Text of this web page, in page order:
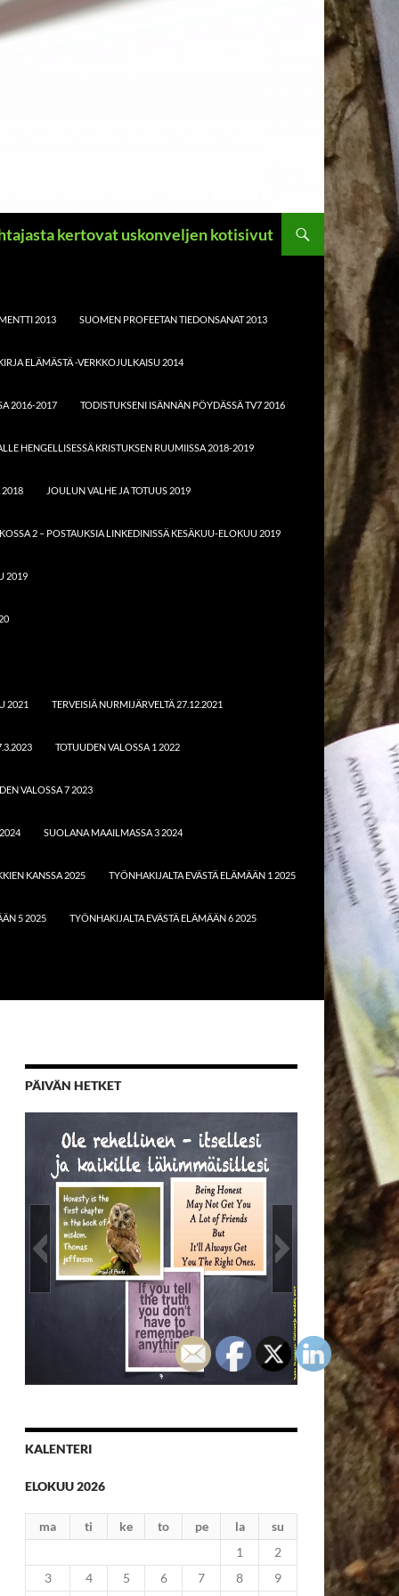
kertovat uskonveljen kotisivut
2013 SUOMEN PROFEETAN TIEDONSANAT 2013
ELÄMÄSTÄ -VERKKOJULKAISU 2014
2016-2017 TODISTUKSENI ISÄNNÄN PÖYDÄSSÄ TV7 2016
HENGELLISESSÄ KRISTUKSEN RUUMIISSA 2018-2019
2018 JOULUN VALHE JA TOTUUS 2019
2 – POSTAUKSIA LINKEDINISSÄ KESÄKUU-ELOKUU 2019
2019
2021 TERVEISIÄ NURMIJÄRVELTÄ 27.12.2021
TOTUUDEN VALOSSA 1 2022
VALOSSA 7 2023
SUOLANA MAAILMASSA 3 2024
KANSSA 2025 TYÖNHAKIJALTA EVÄSTÄ ELÄMÄÄN 1 2025
5 2025 TYÖNHAKIJALTA EVÄSTÄ ELÄMÄÄN 6 2025
PÄIVÄN HETKET
KALENTERI
ELOKUU 2026
ma ti ke to pe la
su
1
2
3
4 5 6 7 8
9